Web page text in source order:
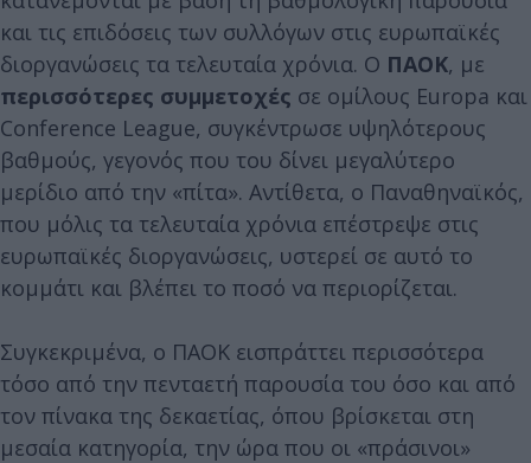
και τις επιδόσεις των συλλόγων στις ευρωπαϊκές
διοργανώσεις τα τελευταία χρόνια. Ο ΠΑΟΚ, με
περισσότερες συμμετοχές σε ομίλους Europa και
Conference League, συγκέντρωσε υψηλότερους
βαθμούς, γεγονός που του δίνει μεγαλύτερο
μερίδιο από την «πίτα». Αντίθετα, ο Παναθηναϊκός,
που μόλις τα τελευταία χρόνια επέστρεψε στις
ευρωπαϊκές διοργανώσεις, υστερεί σε αυτό το
κομμάτι και βλέπει το ποσό να περιορίζεται.
Συγκεκριμένα, ο ΠΑΟΚ εισπράττει περισσότερα
τόσο από την πενταετή παρουσία του όσο και από
τον πίνακα της δεκαετίας, όπου βρίσκεται στη
μεσαία κατηγορία, την ώρα που οι «πράσινοι»